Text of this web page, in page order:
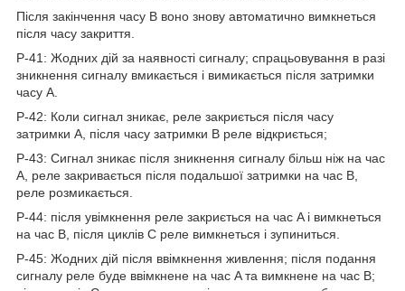
Після закінчення часу B воно знову автоматично вимкнеться
після часу закриття.
P-41: Жодних дій за наявності сигналу; спрацьовування в разі
зникнення сигналу вмикається і вимикається після затримки
часу A.
P-42: Коли сигнал зникає, реле закриється після часу
затримки A, після часу затримки B реле відкриється;
P-43: Сигнал зникає після зникнення сигналу більш ніж на час
A, реле закривається після подальшої затримки на час B,
реле розмикається.
P-44: після увімкнення реле закриється на час A і вимкнеться
на час B, після циклів C реле вимкнеться і зупиниться.
P-45: Жодних дій після ввімкнення живлення; після подання
сигналу реле буде ввімкнене на час A та вимкнене на час B;